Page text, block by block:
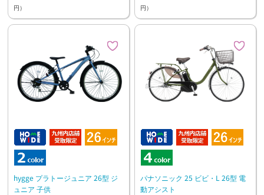
円）
円）
hygge プラトージュニア 26型 ジ
ュニア 子供
パナソニック 25 ビビ・L 26型 電
動アシスト